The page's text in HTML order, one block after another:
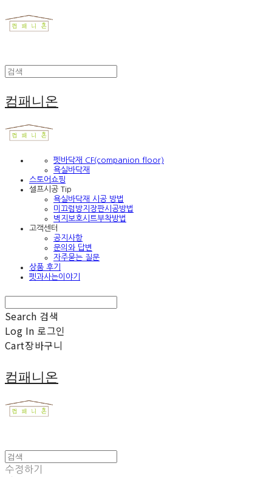
컴패니온
펫바닥재 CF(companion floor)
욕실바닥재
스토어쇼핑
셀프시공 Tip
욕실바닥재 시공 방법
미끄럼방지장판시공방법
벽지보호시트부착방법
고객센터
공지사항
문의와 답변
자주묻는 질문
상품 후기
펫과사는이야기
Search 검색
Log In 로그인
Cart장바구니
컴패니온
수정하기